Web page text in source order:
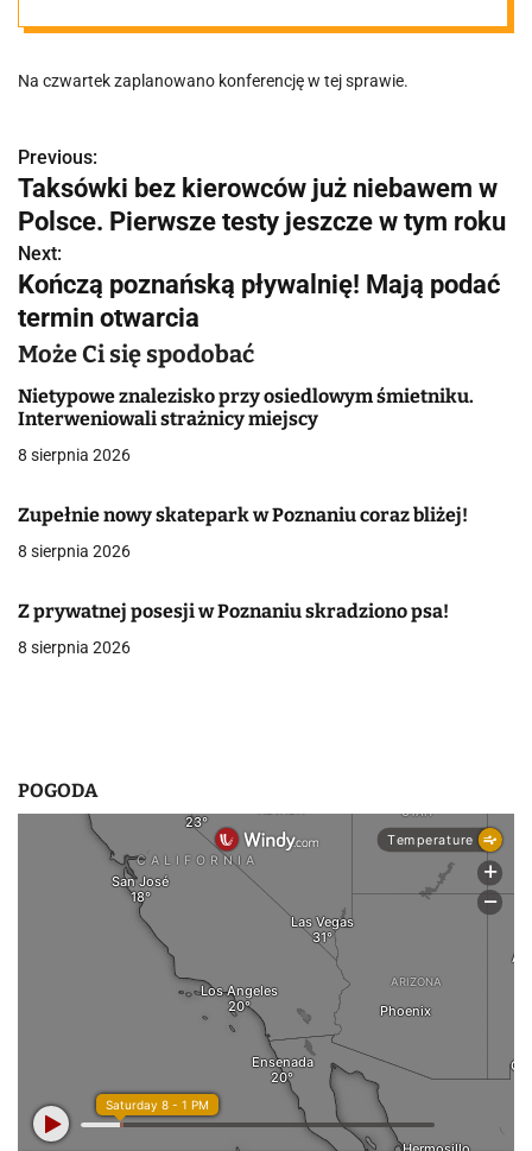
Na czwartek zaplanowano konferencję w tej sprawie.
N
a
w
i
g
a
c
a
p
i
Previous:
Taksówki bez kierowców już niebawem w
Polsce. Pierwsze testy jeszcze w tym roku
Next:
Kończą poznańską pływalnię! Mają podać
termin otwarcia
Może Ci się spodobać
Nietypowe znalezisko przy osiedlowym śmietniku.
Interweniowali strażnicy miejscy
8 sierpnia 2026
Zupełnie nowy skatepark w Poznaniu coraz bliżej!
8 sierpnia 2026
Z prywatnej posesji w Poznaniu skradziono psa!
8 sierpnia 2026
POGODA